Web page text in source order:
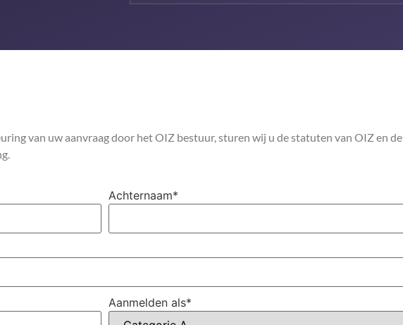
van uw aanvraag door het OIZ bestuur, sturen wij u de statuten van OIZ en de
Achternaam*
Aanmelden als*